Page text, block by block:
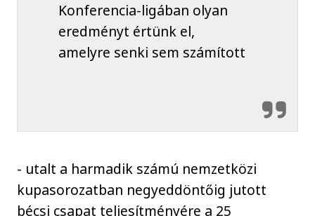
Konferencia-ligában olyan
eredményt értünk el,
amelyre senki sem számított
- utalt a harmadik számú nemzetközi
kupasorozatban negyeddöntőig jutott
bécsi csapat teljesítményére a 25